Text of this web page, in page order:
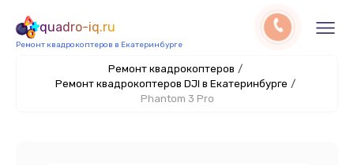
quadro-iq.ru
Ремонт квадрокоптеров в Екатеринбурге
Ремонт квадрокоптеров /
Ремонт квадрокоптеров DJI в Екатеринбурге /
Phantom 3 Pro